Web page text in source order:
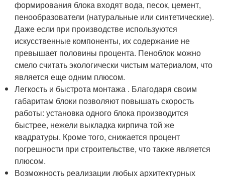
формирования блока входят вода, песок, цемент,
пенообразователи (натуральные или синтетические).
Даже если при производстве используются
искусственные компоненты, их содержание не
превышает половины процента. Пеноблок можно
смело считать экологически чистым материалом, что
является еще одним плюсом.
Легкость и быстрота монтажа . Благодаря своим
габаритам блоки позволяют повышать скорость
работы: установка одного блока производится
быстрее, нежели выкладка кирпича той же
квадратуры. Кроме того, снижается процент
погрешности при строительстве, что также является
плюсом.
Возможность реализации любых архитектурных